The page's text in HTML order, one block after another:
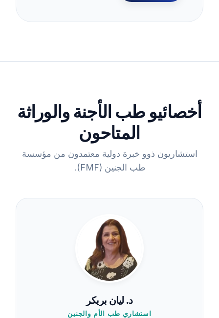
أخصائيو طب الأجنة والوراثة
المتاحون
استشاريون ذوو خبرة دولية معتمدون من مؤسسة
طب الجنين (FMF).
د. ليان بريكر
استشاري طب الأم والجنين